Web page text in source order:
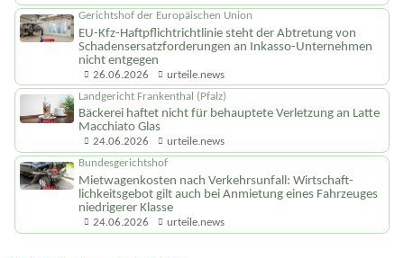
20.07.2026 urteile.news
Gerichtshof der Europäischen Union
EU-Kfz-Haftpflicht­richtlinie steht der Abtretung von
Schadenser­satzforderungen an Inkasso-Unternehmen
nicht entgegen
26.06.2026 urteile.news
Landgericht Frankenthal (Pfalz)
Bäckerei haftet nicht für behauptete Verletzung an Latte
Macchiato Glas
24.06.2026 urteile.news
Bundesgerichtshof
Mietwagenkosten nach Verkehrsunfall: Wirtschaft­
lichkeitsgebot gilt auch bei Anmietung eines Fahrzeuges
niedrigerer Klasse
24.06.2026 urteile.news